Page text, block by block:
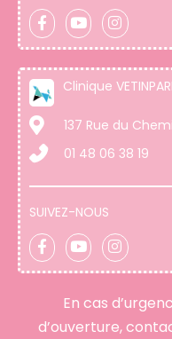
Clinique
137 Rue du
01 48 06 38 19
SUIVEZ-NOUS
En cas
d’ouverture,